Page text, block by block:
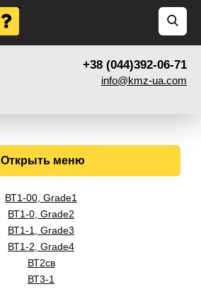
+38 (044)392-06-71
info@kmz-ua.com
Открыть меню
ВТ1-00, Grade1
ВТ1-0, Grade2
ВТ1-1, Grade3
ВТ1-2, Grade4
ВТ2св
ВТ3-1